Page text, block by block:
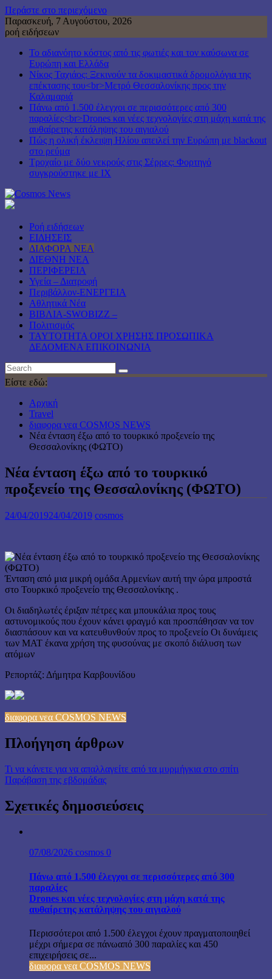
Περάστε στο περιεχόμενο
Παρασκευή, 7 Αυγούστου, 2026
ροή ειδήσεων
Το αδιανόητο κόστος από τις φωτιές και τον καύσωνα σε
Ευρώπη και Ελλάδα
Νίκος Ταχιάος: Ξεκινούν τα δοκιμαστικά δρομολόγια της
επέκτασης του<br>Μετρό Θεσσαλονίκης προς την
Καλαμαριά
Πάνω από 1.500 έλεγχοι σε περισσότερες από 300
παραλίες<br>Drones και νέες τεχνολογίες στη μάχη κατά της
αυθαίρετης κατάληψης του αιγιαλού
Πώς η ολική έκλειψη Ηλίου απειλεί την Ευρώπη με blackout
στο ρεύμα
Τροχαίο με δύο νεκρούς στις Σέρρες: Φορτηγό
συγκρούστηκε με ΙΧ
Ροή ειδήσεων
ΕΙΔΗΣΕΙΣ
ΔΙΑΦΟΡΑ ΝΕΑ
ΔΙΕΘΝΗ ΝΕΑ
ΠΕΡΙΦΕΡΕΙΑ
Υγεία – Διατροφή
Περιβάλλον-ΕΝΕΡΓΕΙΑ
Αθλητικά Νέα
ΒΙΒΛΙΑ-SWOBIZZ –
Πολιτισμός
TAYTOTHTA ΟΡΟΙ ΧΡΗΣΗΣ ΠΡΟΣΩΠΙΚΑ
ΔΕΔΟΜΕΝΑ ΕΠΙΚΟΙΝΩΝΙΑ
Είστε εδώ:
Αρχική
Travel
διαφορα νεα COSMOS NEWS
Νέα ένταση έξω από το τουρκικό προξενείο της
Θεσσαλονίκης (ΦΩΤΟ)
Νέα ένταση έξω από το τουρκικό
προξενείο της Θεσσαλονίκης (ΦΩΤΟ)
24/04/201924/04/2019 cosmos
Ένταση από μια μικρή ομάδα Αρμενίων αυτή την ώρα μπροστά
στο Τουρκικό προξενείο της Θεσσαλονίκης .
Οι διαδηλωτές έριξαν πέτρες και μπουκάλια προς τους
αστυνομικούς που έχουν κάνει φραγμό και προσπάθησαν να τον
διασπάσουν και να κατευθυνθούν προς το προξενείο Οι δυνάμεις
των ΜΑΤ έκανα χρήση της φυσούνας με σκοπό διάλυση των
ατόμων
Ρεπορτάζ: Δήμητρα Καρβουνίδου
διαφορα νεα COSMOS NEWS
Πλοήγηση άρθρων
Τι να κάνετε για να απαλλαγείτε από τα μυρμήγκια στο σπίτι
Παράβαση της εβδομάδας
Σχετικές δημοσιεύσεις
07/08/2026 cosmos 0
Πάνω από 1.500 έλεγχοι σε περισσότερες από 300
παραλίες
Drones και νέες τεχνολογίες στη μάχη κατά της
αυθαίρετης κατάληψης του αιγιαλού
Περισσότεροι από 1.500 έλεγχοι έχουν πραγματοποιηθεί
μέχρι σήμερα σε πάνωαπό 300 παραλίες και 450
επιχειρήσεις σε...
διαφορα νεα COSMOS NEWS